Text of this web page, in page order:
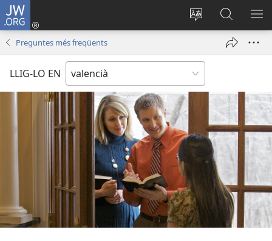
JW.ORG
Canviar
l'idioma
Iniciar
sessió
una
nova)
Busca
a
JW.ORG
Preguntes més freqüents
LLIG-LO EN